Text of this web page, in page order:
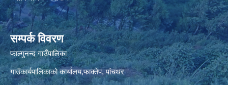
सम्पर्क विवरण
फाल्गुनन्द गाउँपालिका
गाउँकार्यपालिकाको कार्यालय,फाक्तेप, पांचथर